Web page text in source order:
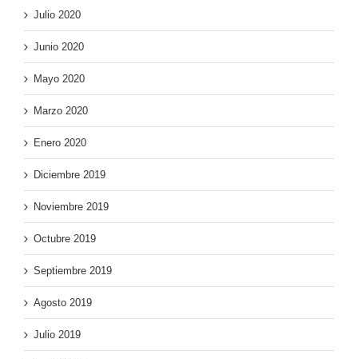
Julio 2020
Junio 2020
Mayo 2020
Marzo 2020
Enero 2020
Diciembre 2019
Noviembre 2019
Octubre 2019
Septiembre 2019
Agosto 2019
Julio 2019